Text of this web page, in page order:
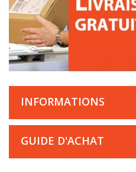
INFORMATIONS
GUIDE D'ACHAT